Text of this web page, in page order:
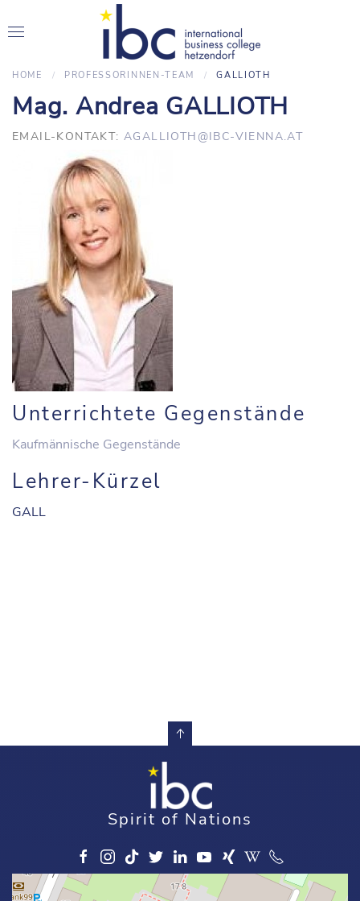
HOME PROFESSORINNEN-TEAM GALLIOTH
Mag. Andrea GALLIOTH
EMAIL-KONTAKT: AGALLIOTH@IBC-VIENNA.AT
Unterrichtete Gegenstände
Kaufmännische Gegenstände
Lehrer-Kürzel
GALL
Spirit of Nations